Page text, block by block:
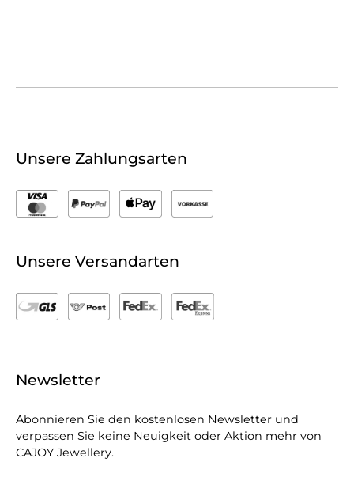
Unsere Zahlungsarten
Unsere Versandarten
Newsletter
Abonnieren Sie den kostenlosen Newsletter und
verpassen Sie keine Neuigkeit oder Aktion mehr von
CAJOY Jewellery.